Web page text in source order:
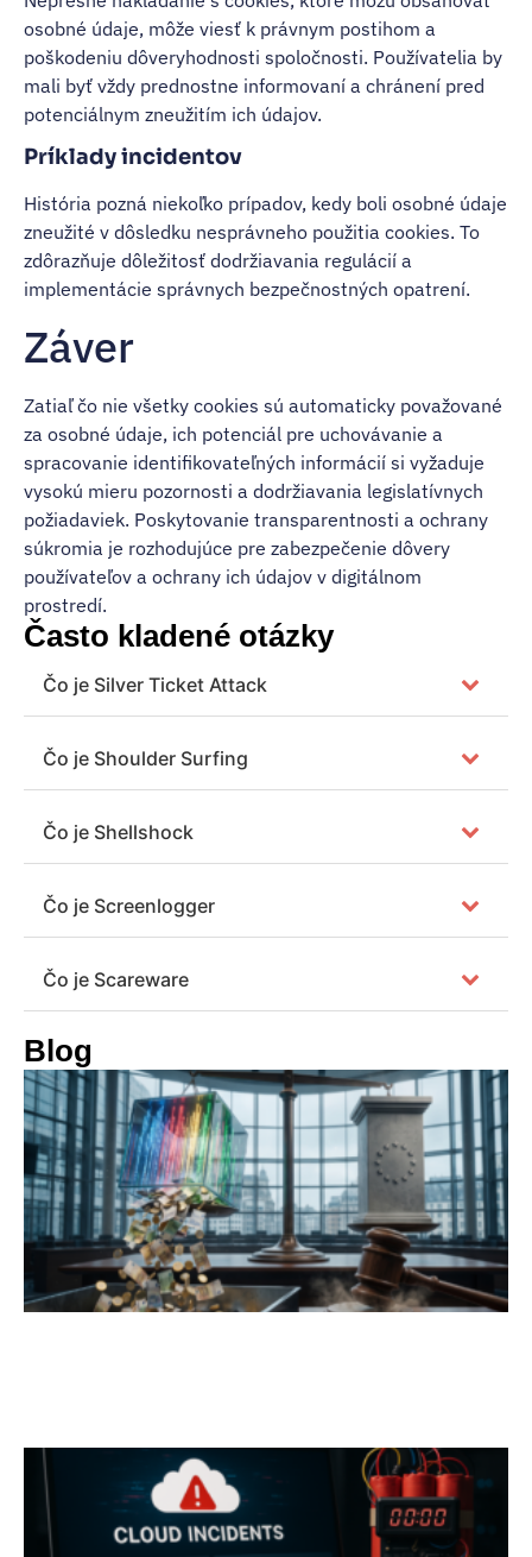
osobné údaje, môže viesť k právnym postihom a
poškodeniu dôveryhodnosti spoločnosti. Používatelia by
mali byť vždy prednostne informovaní a chránení pred
potenciálnym zneužitím ich údajov.
Príklady incidentov
História pozná niekoľko prípadov, kedy boli osobné údaje
zneužité v dôsledku nesprávneho použitia cookies. To
zdôrazňuje dôležitosť dodržiavania regulácií a
implementácie správnych bezpečnostných opatrení.
Záver
Zatiaľ čo nie všetky cookies sú automaticky považované
za osobné údaje, ich potenciál pre uchovávanie a
spracovanie identifikovateľných informácií si vyžaduje
vysokú mieru pozornosti a dodržiavania legislatívnych
požiadaviek. Poskytovanie transparentnosti a ochrany
súkromia je rozhodujúce pre zabezpečenie dôvery
používateľov a ochrany ich údajov v digitálnom
prostredí.
Často kladené otázky
Čo je Silver Ticket Attack
Čo je Shoulder Surfing
Čo je Shellshock
Čo je Screenlogger
Čo je Scareware
Blog